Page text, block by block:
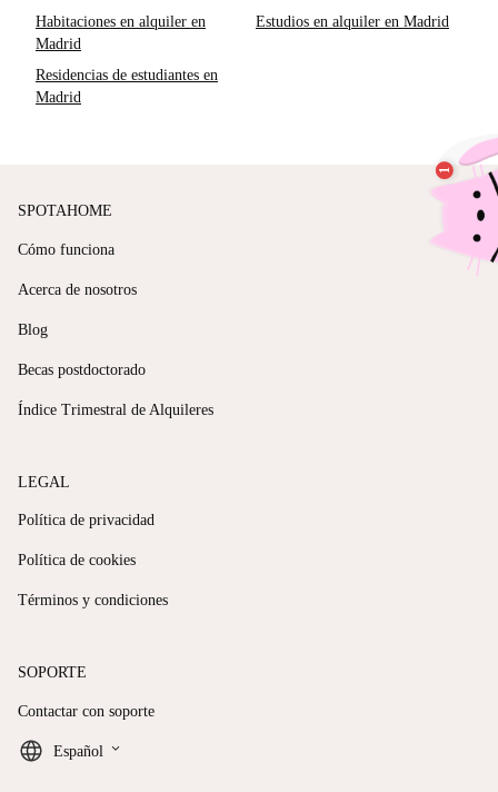
Habitaciones en alquiler en
Madrid
Estudios en alquiler en Madrid
Residencias de estudiantes en
Madrid
SPOTAHOME
Cómo funciona
Acerca de nosotros
Blog
Becas postdoctorado
Índice Trimestral de Alquileres
LEGAL
Política de privacidad
Política de cookies
Términos y condiciones
SOPORTE
Contactar con soporte
Español keyboard_arrow_down